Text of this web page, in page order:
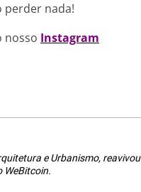
perder nada!
nosso Instagram
e Urbanismo,